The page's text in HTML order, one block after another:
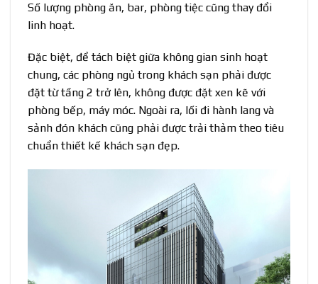
Số lượng phòng ăn, bar, phòng tiệc cũng thay đổi
linh hoạt.
Đặc biệt, để tách biệt giữa không gian sinh hoạt
chung, các phòng ngủ trong khách sạn phải được
đặt từ tầng 2 trở lên, không được đặt xen kẽ với
phòng bếp, máy móc. Ngoài ra, lối đi hành lang và
sảnh đón khách cũng phải được trải thảm theo tiêu
chuẩn thiết kế khách sạn đẹp.